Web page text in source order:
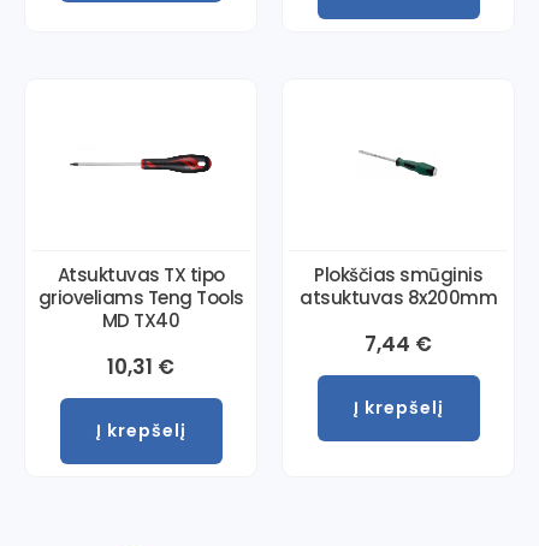
Atsuktuvas TX tipo
grioveliams Teng Tools
MD TX40
10,31 €
Į krepšelį
Plokščias smūginis
atsuktuvas 8x200mm
7,44 €
Į krepšelį